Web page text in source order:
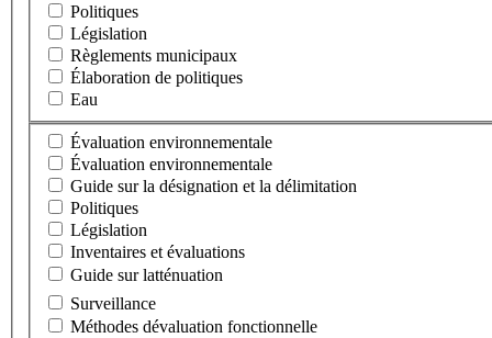
Politiques
Législation
Règlements municipaux
Élaboration de politiques
Eau
Évaluation environnementale
Évaluation environnementale
Guide sur la désignation et la délimitation
Politiques
Législation
Inventaires et évaluations
Guide sur latténuation
Surveillance
Méthodes dévaluation fonctionnelle